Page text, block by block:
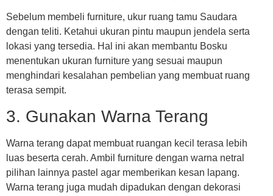
Sebelum membeli furniture, ukur ruang tamu Saudara
dengan teliti. Ketahui ukuran pintu maupun jendela serta
lokasi yang tersedia. Hal ini akan membantu Bosku
menentukan ukuran furniture yang sesuai maupun
menghindari kesalahan pembelian yang membuat ruang
terasa sempit.
3. Gunakan Warna Terang
Warna terang dapat membuat ruangan kecil terasa lebih
luas beserta cerah. Ambil furniture dengan warna netral
pilihan lainnya pastel agar memberikan kesan lapang.
Warna terang juga mudah dipadukan dengan dekorasi